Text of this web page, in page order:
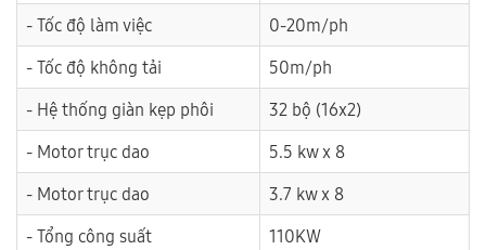
- Tốc độ làm việc
0-20m/ph
- Tốc độ không tải
50m/ph
- Hệ thống giàn kẹp phôi
32 bộ (16x2)
- Motor trục dao
5.5 kw x 8
- Motor trục dao
3.7 kw x 8
- Tổng công suất
110KW